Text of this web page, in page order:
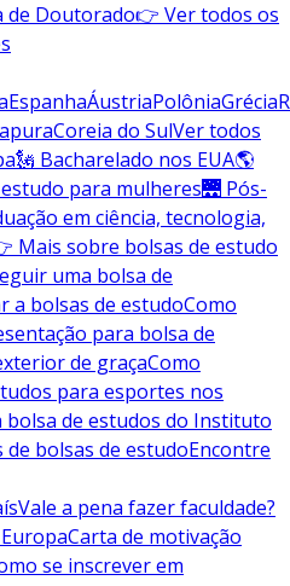
de Doutorado👉 Ver todos os
EspanhaÁustriaPolôniaGrécia
Coreia do SulVer todos
🗽 Bacharelado nos EUA🌎
estudo para mulheres🌉 Pós-
em ciência, tecnologia,
Mais sobre bolsas de estudo
uma bolsa de
a bolsas de estudoComo
para bolsa de
de graçaComo
para esportes nos
bolsa de estudos do Instituto
bolsas de estudoEncontre
Vale a pena fazer faculdade?
Carta de motivação
se inscrever em